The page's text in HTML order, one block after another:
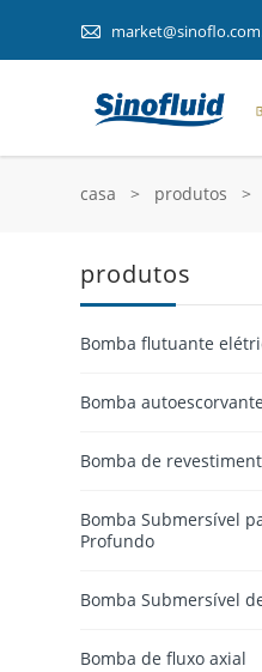

casa > produtos >
produtos
Bomba flutuante
Bomba
Bomba de
Bomba Submersível
Profundo
Bomba Submersível
Bomba de fluxo axial